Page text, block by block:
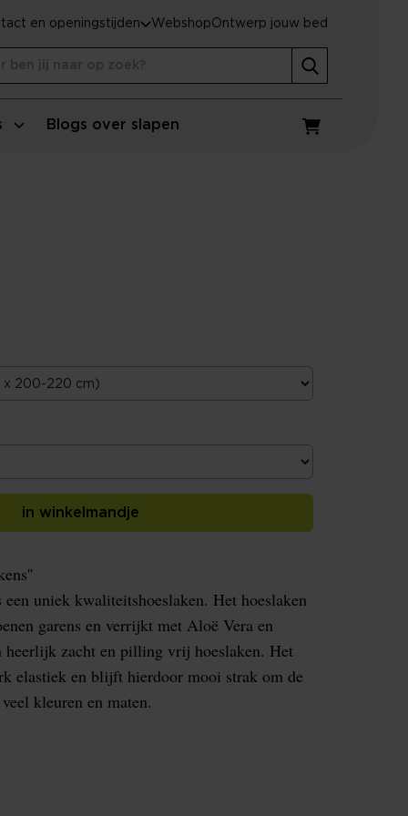
Blogs over slapen
Winkelwagen
en openingstijden WebshopOntwerp jouw bed
in winkelmandje
uniek kwaliteitshoeslaken. Het hoeslaken
garens en verrijkt met Aloë Vera en
heerlijk zacht en pilling vrij hoeslaken. Het
elastiek en blijft hierdoor mooi strak om de
kleuren en maten.